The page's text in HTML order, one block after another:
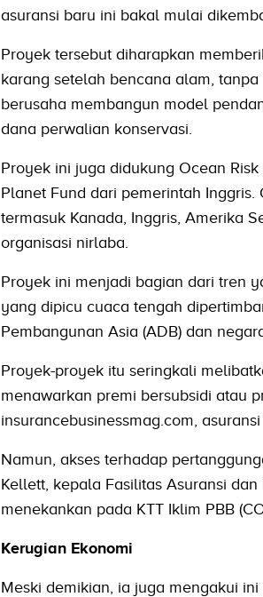
asuransi baru ini bakal mulai
Proyek tersebut diharapkan
karang setelah bencana alam,
berusaha membangun model
dana perwalian konservasi.
Proyek ini juga didukung Ocean
Planet Fund dari pemerintah Inggris.
termasuk Kanada, Inggris, Amerika
organisasi nirlaba.
Proyek ini menjadi bagian dari tren
yang dipicu cuaca tengah
Pembangunan Asia (ADB) dan
Proyek-proyek itu seringkali
menawarkan premi bersubsidi atau
insurancebusinessmag.com,
Namun, akses terhadap
Kellett, kepala Fasilitas Asuransi
menekankan pada KTT Iklim PBB
Kerugian Ekonomi
Meski demikian, ia juga mengakui